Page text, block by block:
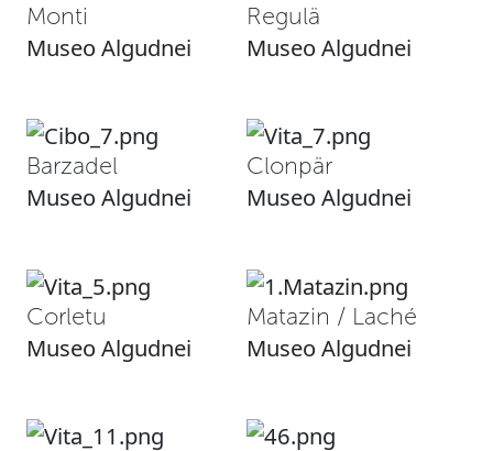
Monti
Museo Algudnei
Regulä
Museo Algudnei
Barzadel
Museo Algudnei
Clonpär
Museo Algudnei
Corletu
Museo Algudnei
Matazin / Laché
Museo Algudnei